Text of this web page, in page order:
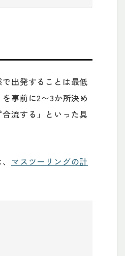
で出発することは最低
事前に2〜3か所決め
流する」といった具
マスツーリングの計